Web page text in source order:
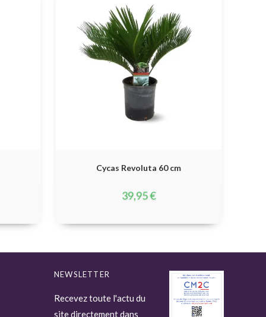
Cycas Revoluta 60 cm
39,95€
NEWSLETTER
Recevez toute l'actu du
site directement dans